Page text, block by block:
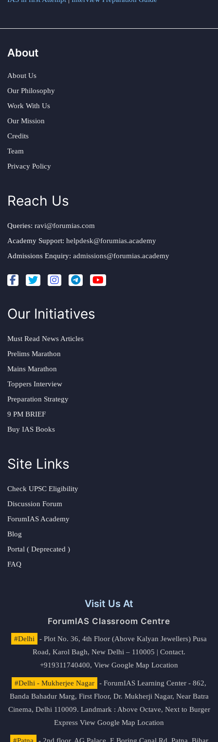
About
About Us
Our Philosophy
Work With Us
Our Mission
Credits
Team
Privacy Policy
Reach Us
Queries: ravi@forumias.com
Academy Support: helpdesk@forumias.academy
Admissions Enquiry: admissions@forumias.academy
Our Initiatives
Must Read News Articles
Prelims Marathon
Mains Marathon
Toppers Interview
Preparation Strategy
9 PM BRIEF
Buy IAS Books
Site Links
Check UPSC Eligibility
Discussion Forum
ForumIAS Academy
Blog
Portal ( Deprecated )
FAQ
Visit Us At
ForumIAS Classroom Centre
#Delhi
- Plot No. 36, 4th Floor (Above Kalyan Jewellers) Pusa
Road, Karol Bagh, New Delhi – 110005 | Contact.
+919311740400, View Google Map Location
#Delhi - Mukherjee Nagar
- ForumIAS Learning Center - 862,
Banda Bahadur Marg, First Floor, Dr. Mukherji Nagar, Near Batra
Cinema, Delhi 110009. Landmark : Above Octave, Next to Burger
Express View Google Map Location